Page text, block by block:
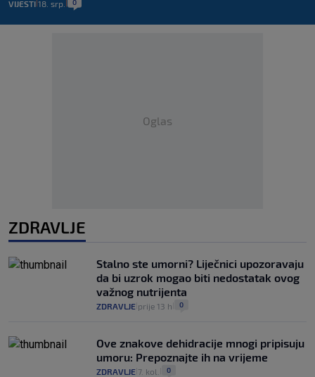
VIJESTI 18. srp. 0
Oglas
ZDRAVLJE
Stalno ste umorni? Liječnici upozoravaju
da bi uzrok mogao biti nedostatak ovog
važnog nutrijenta
ZDRAVLJE prije 13 h 0
Ove znakove dehidracije mnogi pripisuju
umoru: Prepoznajte ih na vrijeme
ZDRAVLJE 7. kol. 0